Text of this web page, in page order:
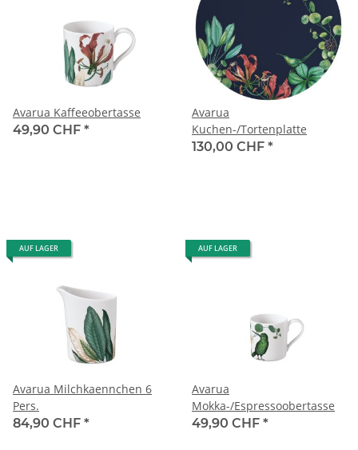
Avarua Kaffeeobertasse
49,90 CHF *
Avarua
Kuchen-/Tortenplatte
130,00 CHF *
AUF LAGER
Avarua Milchkaennchen 6
Pers.
84,90 CHF *
AUF LAGER
Avarua
Mokka-/Espressoobertasse
49,90 CHF *